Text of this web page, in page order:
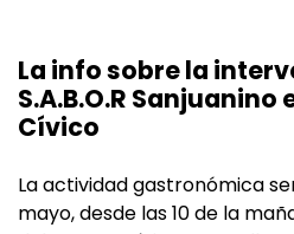
La info sobre la
S.A.B.O.R Sanjuanino
Cívico
La actividad gastronómica
mayo, desde las 10 de la